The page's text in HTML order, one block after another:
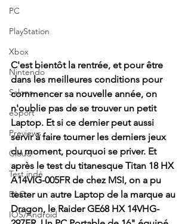
PC
PlayStation
Xbox
Nintendo
Salons
eSport
Previews
Cloud
Test indé
DLC
IOS/Android
C'est bientôt la rentrée, et pour être
dans les meilleures conditions pour
commencer sa nouvelle année, on
n'oublie pas de se trouver un petit
Laptop. Et si ce dernier peut aussi
servir à faire tourner les derniers jeux
du moment, pourquoi se priver. Et
après le test du titanesque Titan 18 HX
A14VIG-005FR de chez MSI, on a pu
tester un autre Laptop de la marque au
Dragon, le Raider GE68 HX 14VHG-